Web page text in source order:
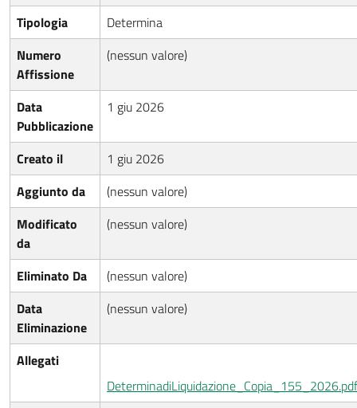
Tipologia
Determina
Numero
Affissione
(nessun valore)
Data
Pubblicazione
1 giu 2026
Creato il
1 giu 2026
Aggiunto da
(nessun valore)
Modificato
da
(nessun valore)
Eliminato Da
(nessun valore)
Data
Eliminazione
(nessun valore)
Allegati
DeterminadiLiquidazione_Copia_155_2026.pdf